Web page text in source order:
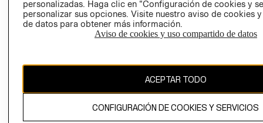
COOKIES
personalizadas. Haga clic en “Configuración de cookies y
personalizar sus opciones. Visite nuestro aviso de cookies
de datos para obtener más información.
Aviso de cookies y uso compartido de datos
ACEPTAR TODO
CONFIGURACIÓN DE COOKIES Y SERVICIOS